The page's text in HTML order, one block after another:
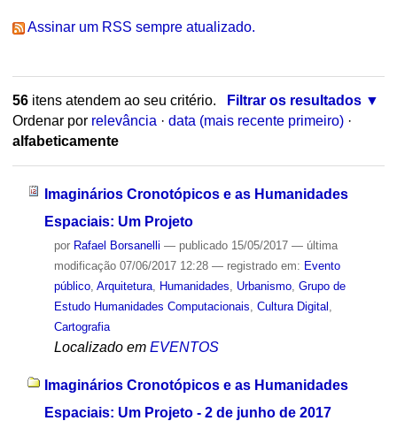
Assinar um RSS sempre atualizado.
56itens atendem ao seu critério.
Filtrar os resultados
Ordenar por relevância · data (mais recente primeiro) ·
alfabeticamente
Imaginários Cronotópicos e as Humanidades
Espaciais: Um Projeto
por Rafael Borsanelli — publicado15/05/2017 — última
modificação07/06/2017 12:28 — registrado em: Evento
público, Arquitetura, Humanidades Urbanismo, Grupo de
Estudo Humanidades Computacionais Cultura Digital
Cartografia
Localizado em EVENTOS
Imaginários Cronotópicos e as Humanidades
Espaciais: Um Projeto - 2 de junho de 2017